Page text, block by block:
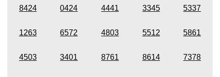
8424 0424 4441 3345 5337
1263 6572 4803 5512 5861
4503 3401 8761 8614 7378